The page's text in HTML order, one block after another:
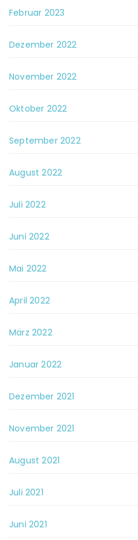
Februar 2023
Dezember 2022
November 2022
Oktober 2022
September 2022
August 2022
Juli 2022
Juni 2022
Mai 2022
April 2022
März 2022
Januar 2022
Dezember 2021
November 2021
August 2021
Juli 2021
Juni 2021